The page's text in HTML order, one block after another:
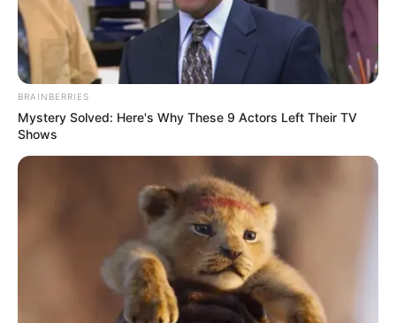
BRAINBERRIES
Mystery Solved: Here's Why These 9 Actors Left Their TV
Shows